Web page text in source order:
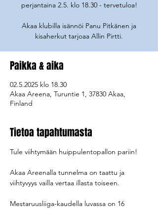
perjantaina 2.5. klo 18.30 - tervetuloa!
Akaa klubilla isännöi Panu Pitkänen ja
kisaherkut tarjoaa Allin Pirtti.
Paikka & aika
02.5.2025 klo 18.30
Akaa Areena, Turuntie 1, 37830 Akaa,
Finland
Tietoa tapahtumasta
Tule viihtymään huippulentopallon pariin!
Akaa Areenalla tunnelma on taattu ja
viihtyvyys vailla vertaa illasta toiseen.
Mestaruusliiga-kaudella luvassa on 16